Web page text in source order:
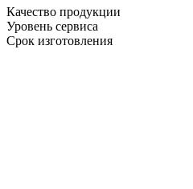
Качество продукции
Уровень сервиса
Срок изготовления